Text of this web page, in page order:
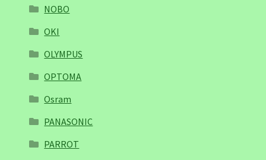
NOBO
OKI
OLYMPUS
OPTOMA
Osram
PANASONIC
PARROT